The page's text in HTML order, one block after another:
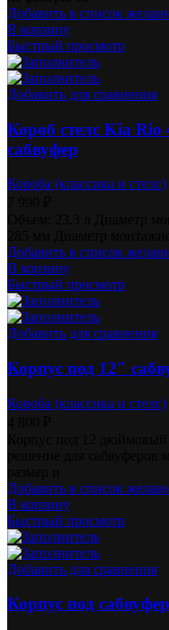
Добавить в список
В корзину
Быстрый просмотр
Добавить для сравнения
Короб стелс Kia Rio
сабвуфер
Короба (классика и стелс)
Добавить в список
В корзину
Быстрый просмотр
Добавить для сравнения
Корпус под 12″
Короба (классика и стелс)
Добавить в список
В корзину
Быстрый просмотр
Добавить для сравнения
Корпус под